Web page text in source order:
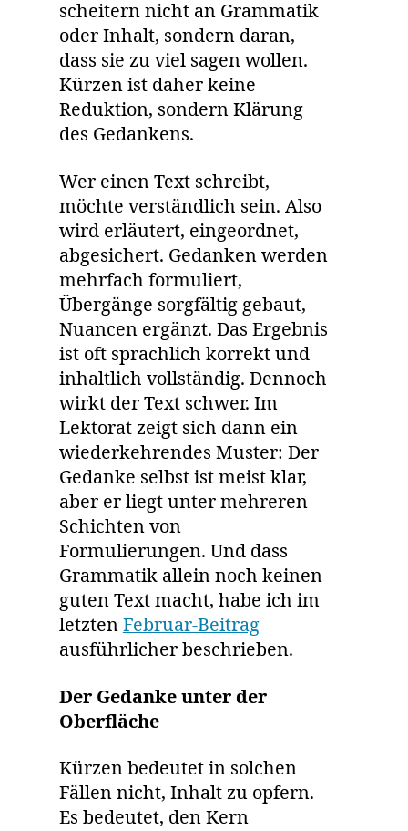
scheitern nicht an Grammatik
oder Inhalt, sondern daran,
dass sie zu viel sagen wollen.
Kürzen ist daher keine
Reduktion, sondern Klärung
des Gedankens.
Wer einen Text schreibt,
möchte verständlich sein. Also
wird erläutert, eingeordnet,
abgesichert. Gedanken werden
mehrfach formuliert,
Übergänge sorgfältig gebaut,
Nuancen ergänzt. Das Ergebnis
ist oft sprachlich korrekt und
inhaltlich vollständig. Dennoch
wirkt der Text schwer. Im
Lektorat zeigt sich dann ein
wiederkehrendes Muster: Der
Gedanke selbst ist meist klar,
aber er liegt unter mehreren
Schichten von
Formulierungen. Und dass
Grammatik allein noch keinen
guten Text macht, habe ich im
letzten Februar-Beitrag
ausführlicher beschrieben.
Der Gedanke unter der
Oberfläche
Kürzen bedeutet in solchen
Fällen nicht, Inhalt zu opfern.
Es bedeutet, den Kern